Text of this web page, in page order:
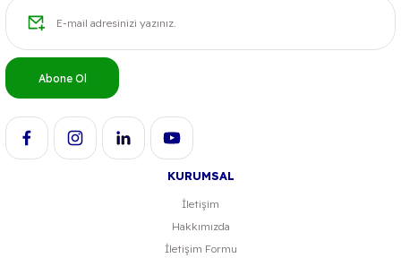
Ürün bilgilerinde hatalar bulunuyor.
Bu ürüne benzer farklı alternatifler olmalı.
Abone Ol
KURUMSAL
İletişim
Hakkımızda
İletişim Formu